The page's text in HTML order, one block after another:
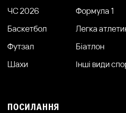
ЧС 2026
Формула 1
Баскетбол
Легка
Футзал
Біатлон
Шахи
Інші види
ПОСИЛАННЯ